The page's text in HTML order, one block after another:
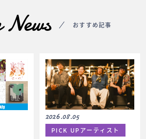
おすすめ記事
2026.08.05
PICK UPアーティスト